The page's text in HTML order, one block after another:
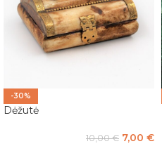
-30%
Dėžutė
10,00€ 7,00 €